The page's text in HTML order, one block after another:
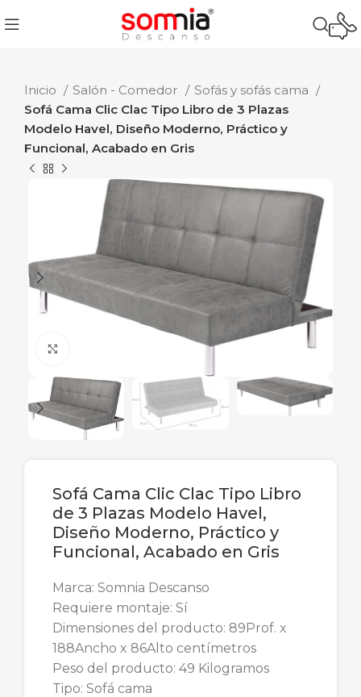
Inicio Salón - Comedor
Sofás y sofás cama
Sofá Cama Clic Clac Tipo Libro de 3 Plazas
Modelo Havel, Diseño Moderno, Práctico y
Funcional, Acabado en Gris
Sofá Cama Clic Clac Tipo Libro
de 3 Plazas Modelo Havel,
Diseño Moderno, Práctico y
Funcional, Acabado en Gris
Marca: Somnia Descanso
Requiere montaje: Sí
Dimensiones del producto: 89Prof. x
188Ancho x 86Alto centímetros
Peso del producto: 49 Kilogramos
Tipo: Sofá cama